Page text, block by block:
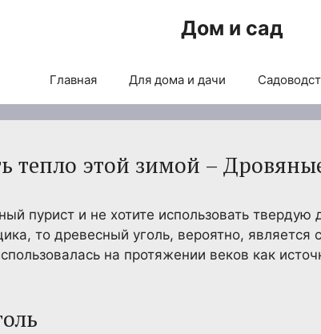
Дом и сад
Главная Для дома и дачи
тепло этой зимой –
пурист и не хотите использовать твердую
то древесный уголь, вероятно,
на протяжении веков как